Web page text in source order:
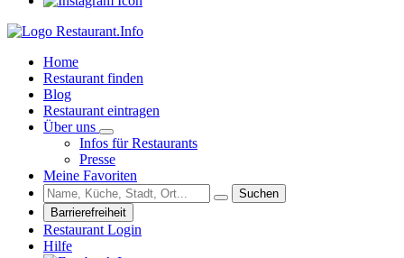
Home
Restaurant finden
Blog
Restaurant eintragen
Über uns
Infos für Restaurants
Presse
Meine Favoriten
Suchen
Barrierefreiheit
Restaurant Login
Hilfe